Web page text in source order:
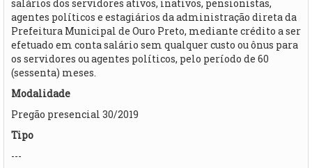
salários dos servidores ativos, inativos, pensionistas,
agentes políticos e estagiários da administração direta da
Prefeitura Municipal de Ouro Preto, mediante crédito a ser
efetuado em conta salário sem qualquer custo ou ônus para
os servidores ou agentes políticos, pelo período de 60
(sessenta) meses.
Modalidade
Pregão presencial 30/2019
Tipo
---